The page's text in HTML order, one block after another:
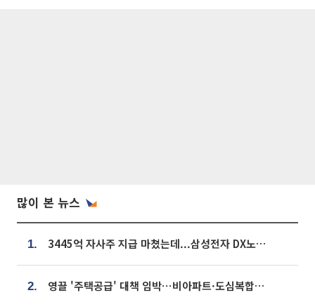
많이 본 뉴스
1. 3445억 자사주 지급 마쳤는데...삼성전자 DX노조, 뒤늦은 '떼쓰기 집회'
2. 영끌 '주택공급' 대책 임박⋯비아파트·도심복합까지 총동원